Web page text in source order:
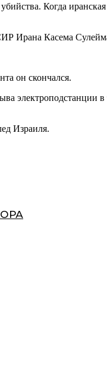
Когда
Ирана Касема
он скончался.
электроподстанции
Израиля.